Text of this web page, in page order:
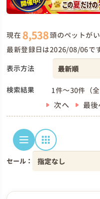
現在 8,538頭のペットがい
最新登録日は2026/08/06で
表示方法
検索結果 1件～30件（全
次へ 最後
セール：